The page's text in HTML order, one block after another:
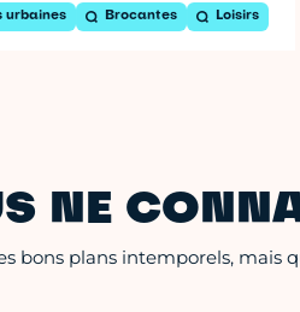
urbaines Brocantes Loisirs
NE
bons plans intemporels, mais